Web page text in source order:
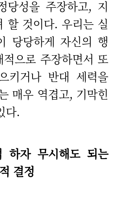
당성을 주장하고, 지
할 것이다. 우리는 실
당당하게 자신의 행
으로 주장하면서 또
키거나 반대 세력을
매우 역겹고, 기막힌
다.
하자 무시해도 되는
결정